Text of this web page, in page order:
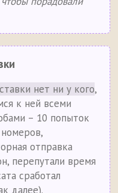
нет ни у кого,
к ней всеми
– 10 попыток
отправка
перепутали время
сработал
далее).